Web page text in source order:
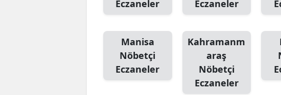
Eczaneler
Eczaneler
Manisa
Nöbetçi
Eczaneler
Kahramanm
araş
Nöbetçi
Eczaneler